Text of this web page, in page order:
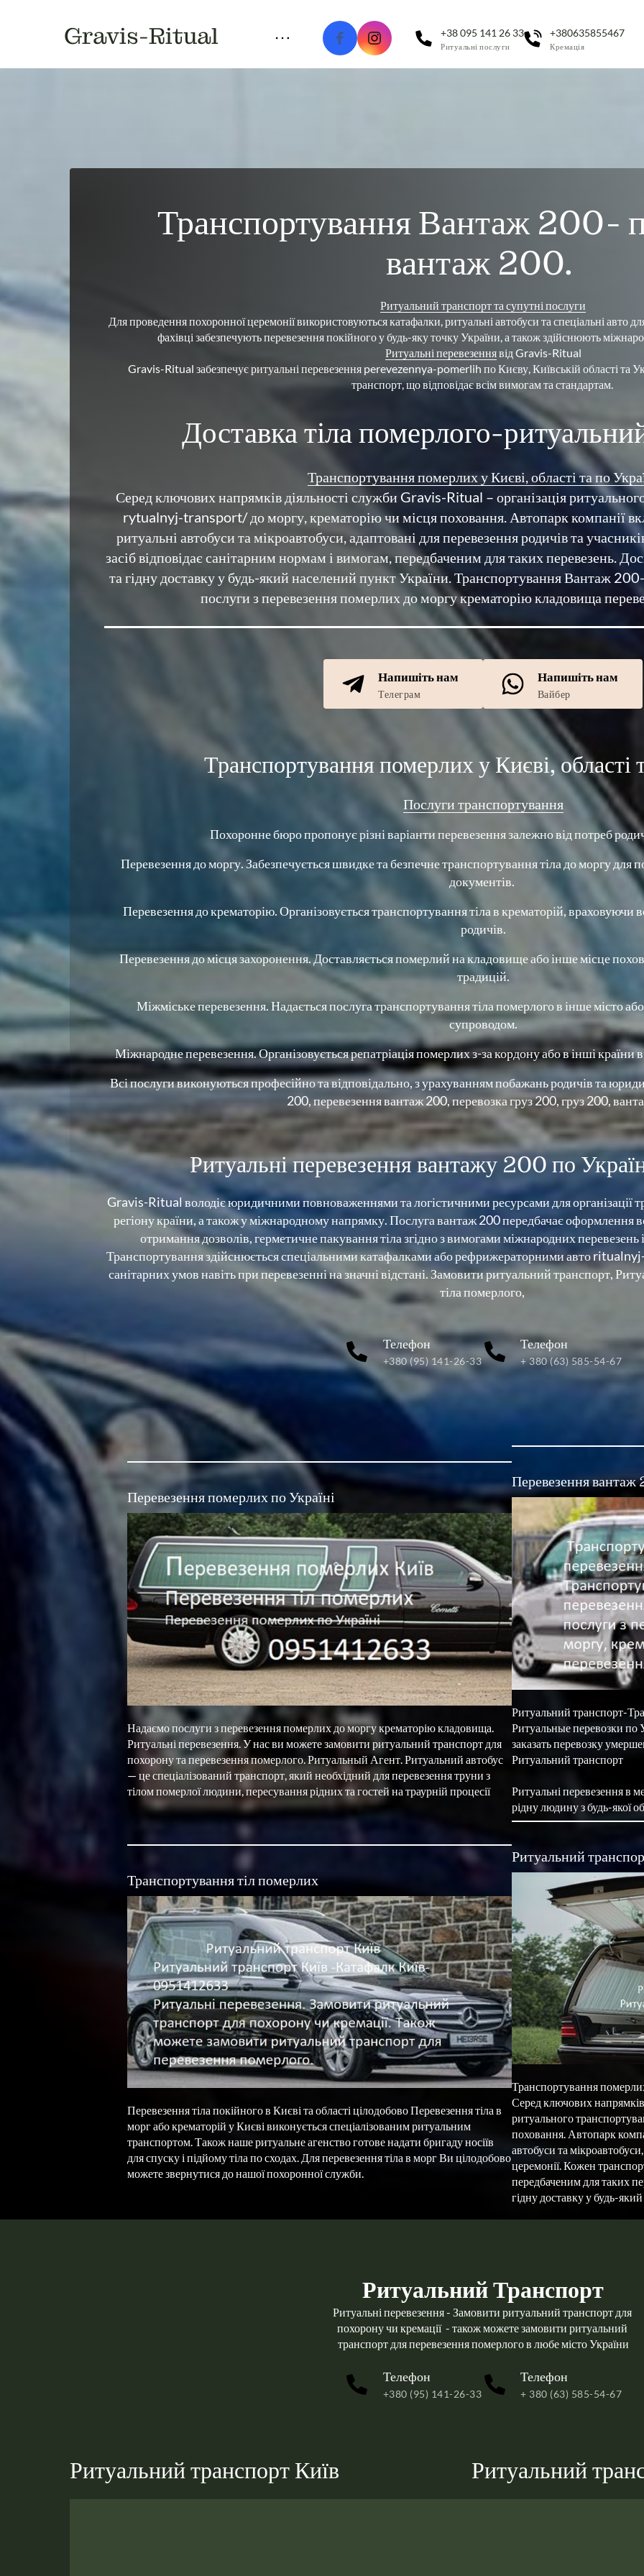
Gravis-Ritual
Кремація під ключ
+38 095 141 26 33
Ритуальні послуги
+380635855467
Кремація
вантаж 200.
Ритуальний транспорт та супутні послуги
Для проведення похоронної церемонії використовуються катафалки, ритуальні автобуси та спеціальні авто
Ритуальні перевезення від Gravis-Ritual
Gravis-Ritual забезпечує ритуальні перевезення perevezennya-pomerlih по Києву, Київській області та
транспорт, що відповідає всім вимогам та стандартам.
Доставка тіла померлого-
Транспортування померлих у Києві, області та по
Серед ключових напрямків діяльності служби Gravis-Ritual – організація
rytualnyj-transport/ до моргу, крематорію чи місця поховання. Автопарк компанії
ритуальні автобуси та мікроавтобуси, адаптовані для перевезення родичів та
засіб відповідає санітарним нормам і вимогам, передбаченим для таких перевезень.
та гідну доставку у будь-який населений пункт України. Транспортування Вантаж
послуги з перевезення померлих до моргу крематорію кладовища
Напишіть нам
Телеграм
Напишіть нам
Вайбер
Транспортування померлих у Києві, області
Послуги транспортування
Похоронне бюро пропонує різні варіанти перевезення залежно від потреб
Перевезення до моргу. Забезпечується швидке та безпечне транспортування тіла до моргу для
документів.
Перевезення до крематорію. Організовується транспортування тіла в крематорій, враховуючи
родичів.
Перевезення до місця захоронення. Доставляється померлий на кладовище або інше місце
традицій.
Міжміське перевезення. Надається послуга транспортування тіла померлого в інше місто
супроводом.
Міжнародне перевезення. Організовується репатріація померлих з-за кордону або в інші країни
Всі послуги виконуються професійно та відповідально, з урахуванням побажань родичів та
200, перевезення вантаж 200, перевозка груз 200, груз 200,
Ритуальні перевезення вантажу 200 по
Gravis-Ritual володіє юридичними повноваженнями та логістичними ресурсами для організації
регіону країни, а також у міжнародному напрямку. Послуга вантаж 200 передбачає оформлення
отримання дозволів, герметичне пакування тіла згідно з вимогами міжнародних
Транспортування здійснюється спеціальними катафалками або рефрижераторними авто
санітарних умов навіть при перевезенні на значні відстані. Замовити ритуальний транспорт,
тіла померлого,
Телефон
+380 (95) 141-26-33
Телефон
+ 380 (63) 585-54-67
Перевезення померлих по Україні
Надаємо послуги з перевезення померлих до моргу крематорію кладовища.
Ритуальні перевезення. У нас ви можете замовити ритуальний транспорт для
похорону та перевезення померлого. Ритуальный Агент. Ритуальний автобус
— це спеціалізований транспорт, який необхідний для перевезення труни з
Перевезення
Ритуальний транспорт-
Ритуальные перевозки
заказать перевозку
Ритуальний транспорт
Ритуальні перевезення в
рідну людину з будь-якої
Транспортування тіл померлих
Перевезення тіла покійного в Києві та області цілодобово Перевезення тіла в
морг або крематорій у Києві виконується спеціалізованим ритуальним
транспортом. Також наше ритуальне агенство готове надати бригаду носіїв
для спуску і підйому тіла по сходах. Для перевезення тіла в морг Ви цілодобово
можете звернутися до нашої похоронної служби.
Ритуальний
Транспортування
Серед ключових
ритуального
поховання. Автопарк
автобуси та
церемонії. Кожен
передбаченим для таких
гідну доставку у будь-
Ритуальний Транспорт
Ритуальні перевезення - Замовити ритуальний транспорт для
похорону чи кремації  - також можете замовити ритуальний
транспорт для перевезення померлого в любе місто України
Телефон
+380 (95) 141-26-33
Телефон
+ 380 (63) 585-54-67
Ритуальний транспорт Київ Ритуальний